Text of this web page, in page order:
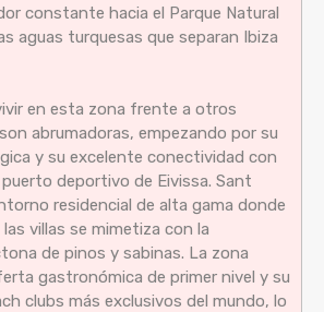
constante hacia el Parque Natural
aguas turquesas que separan Ibiza
en esta zona frente a otros
abrumadoras, empezando por su
y su excelente conectividad con
deportivo de Eivissa. Sant
residencial de alta gama donde
villas se mimetiza con la
de pinos y sabinas. La zona
gastronómica de primer nivel y su
clubs más exclusivos del mundo, lo